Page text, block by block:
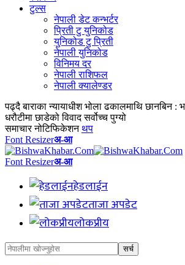
टुल्स
नेपाली डेट कन्भर्टर
प्रिती टु युनिकोड
युनिकोड टु प्रिती
नेपाली युनिकोड
विनिमय दर
नेपाली राशिफल
नेपाली क्यालेण्डर
पढ्दै बाराका न्यायाधीश भोला ढकालमाथि छानबिन :
धरौटीमा छाडेको विवाद सर्वोच्च पुग्यो
समाचार नोटिफिकेशन थप
Font Resizerअ-आ
Font Resizerअ-आ
हेडलाईन
ताजा अपडेट
लोकप्रीय